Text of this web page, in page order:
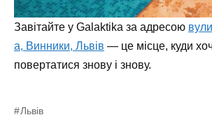
Завітайте у Galaktika за адресою
а, Винники, Львів — це місце, куди
повертатися знову і знову.
Львів